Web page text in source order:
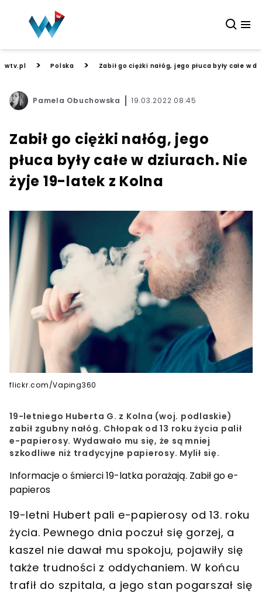
wtv.pl > Polska > Zabił go ciężki nałóg, jego płuca były całe w
Pamela Obuchowska 19.03.2022 08:45
Zabił go ciężki nałóg, jego
płuca były całe w dziurach. Nie
żyje 19-latek z Kolna
flickr.com/Vaping360
19-letniego Huberta G. z Kolna (woj. podlaskie)
zabił zgubny nałóg. Chłopak od 13 roku życia palił
e-papierosy. Wydawało mu się, że są mniej
szkodliwe niż tradycyjne papierosy. Mylił się.
Informacje o śmierci 19-latka porażają. Zabił go e-
papieros
19-letni Hubert pali e-papierosy od 13. roku
życia. Pewnego dnia poczuł się gorzej, a
kaszel nie dawał mu spokoju, pojawiły się
także trudności z oddychaniem. W końcu
trafił do szpitala, a jego stan pogarszał się